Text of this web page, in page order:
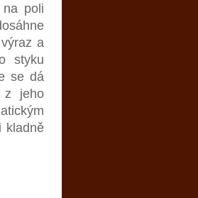
poli
a
styku
se dá
z jeho
kladně